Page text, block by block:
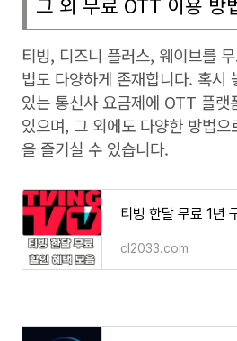
티빙, 디즈니 플러스, 웨이브를
법도 다양하게 존재합니다. 혹시
있는 통신사 요금제에 OTT 플랫
있으며, 그 외에도 다양한 방법
을 즐기실 수 있습니다.
cl2033.com